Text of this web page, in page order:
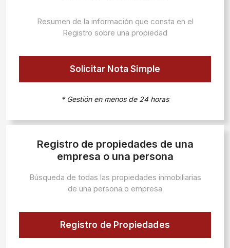
Resumen de la información que consta en el
Registro sobre una propiedad
Solicitar Nota Simple
* Gestión en menos de 24 horas
Registro de propiedades de una
empresa o una persona
Búsqueda de todas las propiedades inmobiliarias
de una persona o empresa
Registro de Propiedades